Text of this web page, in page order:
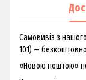
Самовивіз з
101) —
«Новою поштою»